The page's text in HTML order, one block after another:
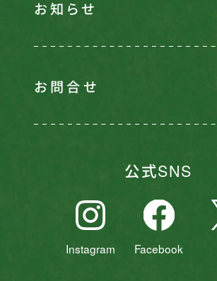
お知らせ
お問合せ
公式SNS
Instagram Facebook